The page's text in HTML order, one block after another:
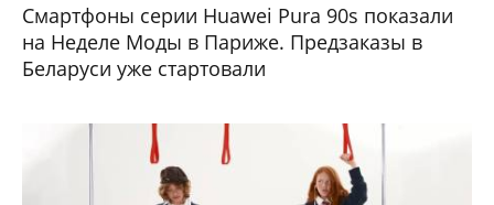
Смартфоны серии Huawei Pura 90s показали
на Неделе Моды в Париже. Предзаказы в
Беларуси уже стартовали